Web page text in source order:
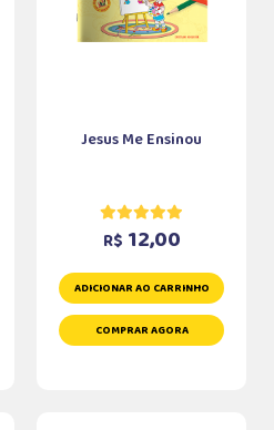
Jesus Me Ensinou
R$ 12,00
ADICIONAR AO CARRINHO
COMPRAR AGORA